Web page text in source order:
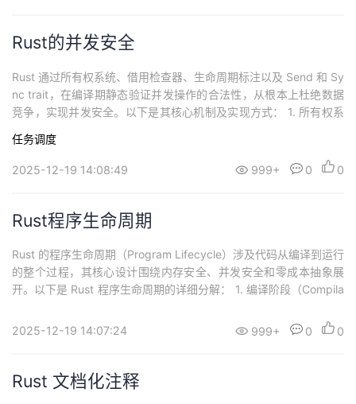
Rust的并发安全
Rust 通过所有权系统、借用检查器、生命周期标注以及 Send 和 Sy
nc trait，在编译期静态验证并发操作的合法性，从根本上杜绝数据
竞争，实现并发安全。以下是其核心机制及实现方式： 1. 所有权系
有者。当所有权转移至另一个线程时，原线程无法再访问该数据，
避免共享可变状态。let data = vec![1, 2, 3];st...
任务调度
2025-12-19 14:08:49 999+ 0 0
Rust程序生命周期
Rust 的程序生命周期（Program Lifecycle）涉及代码从编译到运行
的整个过程，其核心设计围绕内存安全、并发安全和零成本抽象展
开。以下是 Rust 程序生命周期的详细分解： 1. 编译阶段（Compila
的类型和所有权规则：词法分析（Lexical Analysis）将源代码分解
2025-12-19 14:07:24 999+ 0 0
Rust 文档化注释